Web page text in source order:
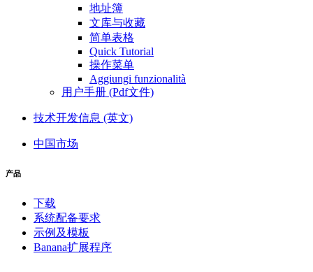
地址簿
文库与收藏
简单表格
Quick Tutorial
操作菜单
Aggiungi funzionalità
用户手册 (Pdf文件)
技术开发信息 (英文)
中国市场
产品
下载
系统配备要求
示例及模板
Banana扩展程序